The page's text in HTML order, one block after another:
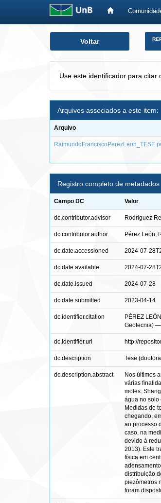
Voltar
Use este identificador para citar
Arquivos associados a este item:
Arquivo
Registro completo de metadados
Campo DC Valor
dc.contributor.advisor Rodríguez
dc.contributor.author Pérez León,
dc.date.accessioned 2024-07-
dc.date.available 2024-07-
dc.date.issued 2024-07-28
dc.date.submitted 2023-04-14
dc.identifier.citation
PÉREZ
Geotecnia)
dc.identifier.uri http://
dc.description Tese
dc.description.abstract
Nos últimos
várias
moles:
água no solo
Medidas de
chegando,
ao processo
caso, na
devido à
2013). Este
física em
distribuição
piezômetros
foram